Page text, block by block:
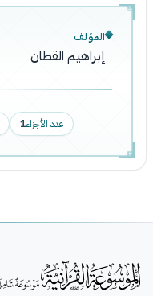
المؤلف
إبراهيم القطان
عدد الأجزاء1